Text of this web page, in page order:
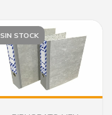
SIN STOCK